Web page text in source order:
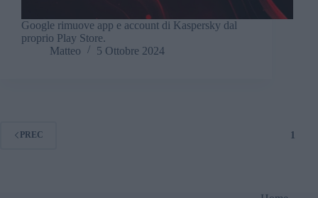
Google rimuove app e account di Kaspersky dal
proprio Play Store.
Matteo
5 Ottobre 2024
PREC 1